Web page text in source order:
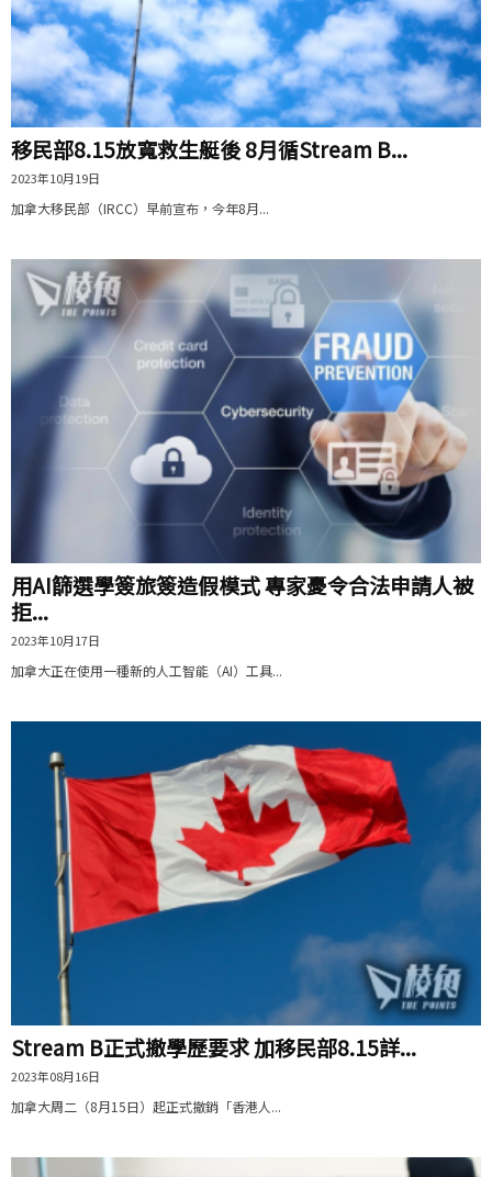
移民部8.15放寬救生艇後 8月循Stream B...
2023年10月19日
加拿大移民部（IRCC）早前宣布，今年8月...
用AI篩選學簽旅簽造假模式 專家憂令合法申請人被
拒...
2023年10月17日
加拿大正在使用一種新的人工智能（AI）工具...
Stream B正式撤學歷要求 加移民部8.15詳...
2023年08月16日
加拿大周二（8月15日）起正式撤銷「香港人...